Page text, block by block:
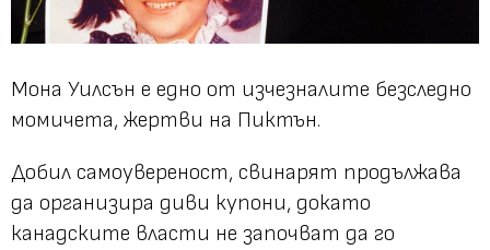
Мона Уилсън е едно от изчезналите безследно
момичета, жертви на Пиктън.
Добил самоувереност, свинарят продължава
да организира диви купони, докато
канадските власти не започват да го